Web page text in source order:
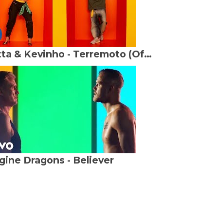
Anitta & Kevinho - Terremoto (Official Music Video)
Dragons - Believer